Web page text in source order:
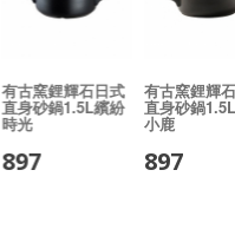
有古窯鋰輝石日式
直身砂鍋1.5L繽紛
時光
897
有古窯鋰輝
直身砂鍋
小鹿
897